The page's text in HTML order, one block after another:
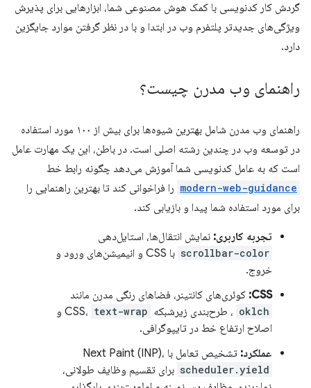
گردش کار کدنویسی با کمک هوش مصنوعی شما، ابزارهایی برای پذیرش
ویژگی‌های جدیدتر پلتفرم وب در ابتدا و با در نظر گرفتن موارد جایگزین
دارد.
راهنمای وب مدرن چیست؟
راهنمای وب مدرن شامل بهترین شیوه‌ها برای بیش از ۱۰۰ مورد استفاده
در توسعه وب در چندین رشته اصلی است. در باطن، این یک مهارت عامل
است که به عامل کدنویسی شما آموزش می‌دهد چگونه رابط خط
modern-web-guidance را فراخوانی کند تا بهترین راهنمایی را
برای مورد استفاده شما پیدا و بازیابی کند.
تجربه کاربری: نمایش انتقال‌ها، استایل‌دهی
scrollbar-color
با CSS و انیمیشن‌های ورود و
خروج.
CSS: کوئری‌های کانتینر، فضاهای رنگی مدرن مانند
oklch ، طرح‌بندی زیرشبکه CSS، text-wrap
و
اصلاح ارتفاع خط در تایپوگرافی.
عملکرد: تشخیص تعامل با Next Paint (INP)،
scheduler.yield برای تقسیم وظایف طولانی،